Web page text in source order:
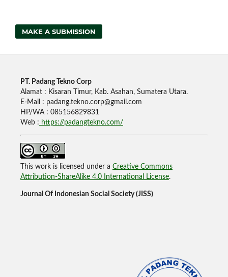
MAKE A SUBMISSION
PT. Padang Tekno Corp
Alamat : Kisaran Timur, Kab. Asahan, Sumatera Utara.
E-Mail : padang.tekno.corp@gmail.com
HP/WA : 085156829831
Web : https://padangtekno.com/
This work is licensed under a Creative Commons
Attribution-ShareAlike 4.0 International License.
Journal Of Indonesian Social Society (JISS)